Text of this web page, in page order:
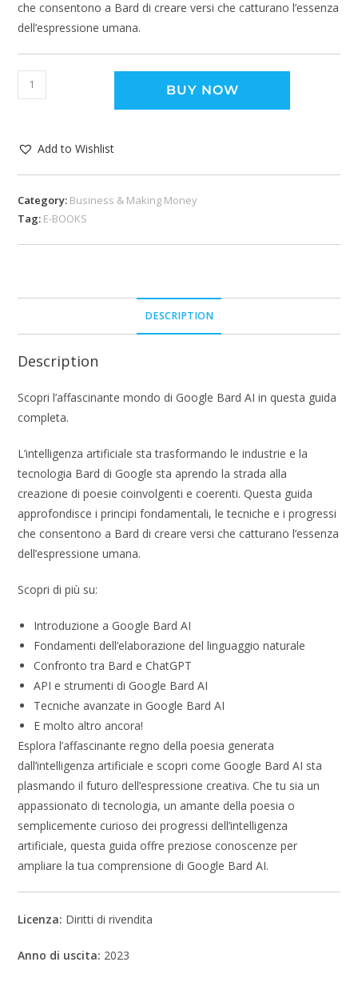
che consentono a Bard di creare versi che catturano l’essenza
dell’espressione umana.
BUY NOW
Add to Wishlist
Category: Business & Making Money
Tag: E-BOOKS
DESCRIPTION
Description
Scopri l’affascinante mondo di Google Bard AI in questa guida
completa.
L’intelligenza artificiale sta trasformando le industrie e la
tecnologia Bard di Google sta aprendo la strada alla
creazione di poesie coinvolgenti e coerenti. Questa guida
approfondisce i principi fondamentali, le tecniche e i progressi
che consentono a Bard di creare versi che catturano l’essenza
dell’espressione umana.
Scopri di più su:
Introduzione a Google Bard AI
Fondamenti dell’elaborazione del linguaggio naturale
Confronto tra Bard e ChatGPT
API e strumenti di Google Bard AI
Tecniche avanzate in Google Bard AI
E molto altro ancora!
Esplora l’affascinante regno della poesia generata
dall’intelligenza artificiale e scopri come Google Bard AI sta
plasmando il futuro dell’espressione creativa. Che tu sia un
appassionato di tecnologia, un amante della poesia o
semplicemente curioso dei progressi dell’intelligenza
artificiale, questa guida offre preziose conoscenze per
ampliare la tua comprensione di Google Bard AI.
Licenza: Diritti di rivendita
Anno di uscita: 2023